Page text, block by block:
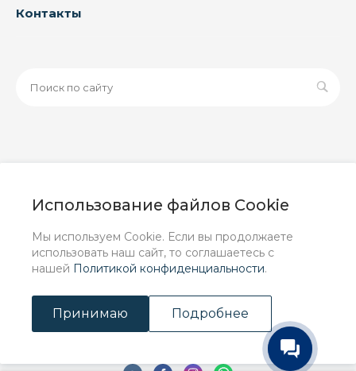
Использование файлов Cookie
Мы используем Cookie. Если вы продолжаете
использовать наш сайт, то соглашаетесь с
нашей Политикой конфиденциальности.
Принимаю Подробнее
Контакты
информационный характер и ни при каких условиях не
положениями Статьи 437 (2) ГК РФ.